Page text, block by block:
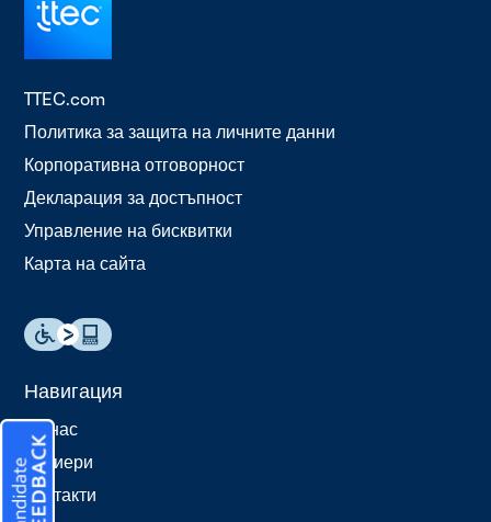
TTEC.com
Политика за защита на личните данни
Корпоративна отговорност
Декларация за достъпност
Управление на бисквитки
Карта на сайта
Навигация
За нас
Кариери
Контакти